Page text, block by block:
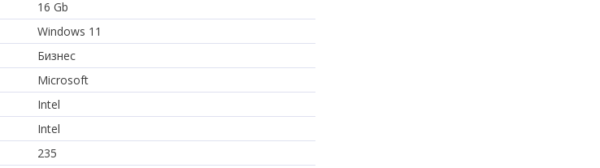
16 Gb
Windows 11
Бизнес
Microsoft
Intel
Intel
235